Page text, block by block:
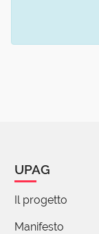
UPAG
Il progetto
Manifesto